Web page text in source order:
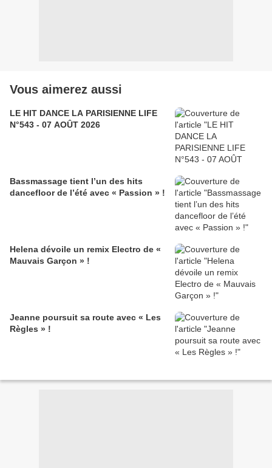
Vous aimerez aussi
LE HIT DANCE LA PARISIENNE LIFE
N°543 - 07 AOÛT 2026
Bassmassage tient l’un des hits
dancefloor de l’été avec « Passion » !
Helena dévoile un remix Electro de «
Mauvais Garçon » !
Jeanne poursuit sa route avec « Les
Règles » !